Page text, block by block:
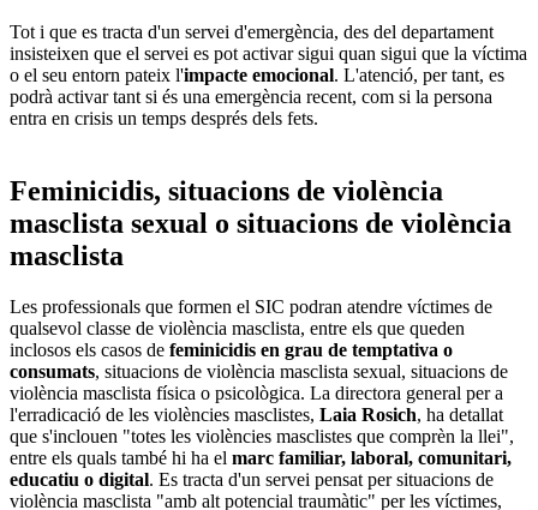
Tot i que es tracta d'un servei d'emergència, des del departament
insisteixen que el servei es pot activar sigui quan sigui que la víctima
o el seu entorn pateix l'impacte emocional. L'atenció, per tant, es
podrà activar tant si és una emergència recent, com si la persona
entra en crisis un temps després dels fets.
Feminicidis, situacions de violència
masclista sexual o situacions de violència
masclista
Les professionals que formen el SIC podran atendre víctimes de
qualsevol classe de violència masclista, entre els que queden
inclosos els casos de feminicidis en grau de temptativa o
consumats, situacions de violència masclista sexual, situacions de
violència masclista física o psicològica. La directora general per a
l'erradicació de les violències masclistes, Laia Rosich, ha detallat
que s'inclouen "totes les violències masclistes que comprèn la llei",
entre els quals també hi ha el marc familiar, laboral, comunitari,
educatiu o digital. Es tracta d'un servei pensat per situacions de
violència masclista "amb alt potencial traumàtic" per les víctimes,